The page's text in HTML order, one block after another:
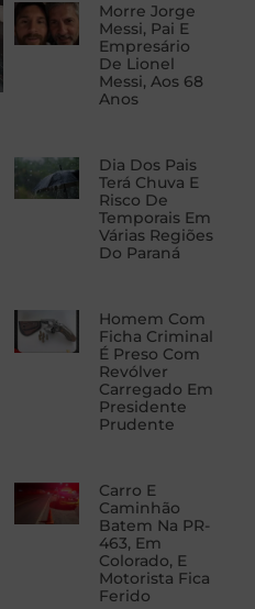
Morre Jorge
Messi, Pai E
Empresário
De Lionel
Messi, Aos 68
Anos
Dia Dos Pais
Terá Chuva E
Risco De
Temporais Em
Várias Regiões
Do Paraná
Homem Com
Ficha Criminal
É Preso Com
Revólver
Carregado Em
Presidente
Prudente
Carro E
Caminhão
Batem Na PR-
463, Em
Colorado, E
Motorista Fica
Ferido